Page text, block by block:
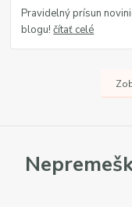
Pravidelný prísun
blogu!čítať celé